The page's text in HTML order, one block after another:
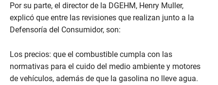
e
c
o
n
Por su parte, el director de la DGEHM, Henry Muller,
explicó que entre las revisiones que realizan junto a la
Defensoría del Consumidor, son:
Los precios: que el combustible cumpla con las
normativas para el cuido del medio ambiente y motores
de vehículos, además de que la gasolina no lleve agua.